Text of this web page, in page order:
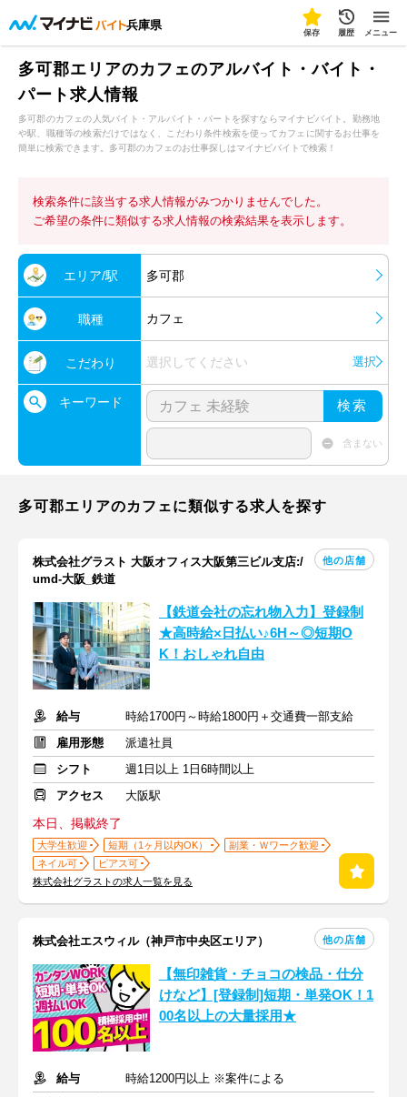
兵庫県
保存 履歴 メニュー
多可郡エリアのカフェのアルバイト・バイト・
パート求人情報
多可郡のカフェの人気バイト・アルバイト・パートを探すならマイナビバイト。勤務地
や駅、職種等の検索だけではなく、こだわり条件検索を使ってカフェに関するお仕事を
簡単に検索できます。多可郡のカフェのお仕事探しはマイナビバイトで検索！
検索条件に該当する求人情報がみつかりませんでした。
ご希望の条件に類似する求人情報の検索結果を表示します。
エリア/駅 多可郡
職種 カフェ
こだわり 選択してください 選択
キーワード 検索
含まない
多可郡エリアのカフェに類似する求人を探す
株式会社グラスト 大阪オフィス大阪第三ビル支店:/
umd-大阪_鉄道
他の店舗
【鉄道会社の忘れ物入力】登録制
★高時給×日払い♪6H～◎短期O
K！おしゃれ自由
給与
時給1700円～時給1800円＋交通費一部支給
雇用形態
派遣社員
シフト
週1日以上 1日6時間以上
アクセス
大阪駅
本日、掲載終了
大学生歓迎 短期（1ヶ月以内OK）
副業・Ｗワーク歓迎
ネイル可
ピアス可
株式会社グラストの求人一覧を見る
株式会社エスウィル（神戸市中央区エリア） 他の店舗
【無印雑貨・チョコの検品・仕分
けなど】[登録制]短期・単発OK！1
00名以上の大量採用★
給与
時給1200円以上 ※案件による